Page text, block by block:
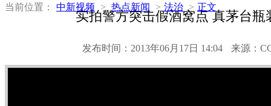
当前位置： 中新视频 > 热点新闻 > 法治 > 正文
实拍警方突击假酒窝点 真茅台瓶
发布时间：2013年06月17日 14:04 来源：